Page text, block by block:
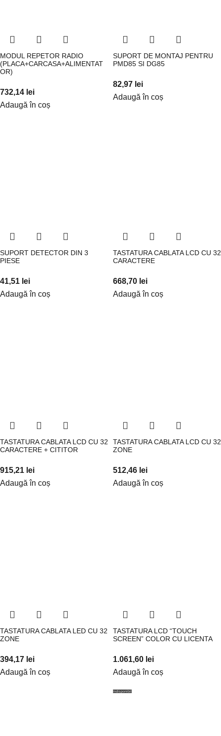
MODUL REPETOR RADIO
(PLACA+CARCASA+ALIMENTAT
OR)
732,14 lei
Adaugă în coș
SUPORT DE MONTAJ PENTRU
PMD85 SI DG85
82,97 lei
Adaugă în coș
SUPORT DETECTOR DIN 3
PIESE
41,51 lei
Adaugă în coș
TASTATURA CABLATA LCD CU 32
CARACTERE
668,70 lei
Adaugă în coș
TASTATURA CABLATA LCD CU 32
CARACTERE + CITITOR
915,21 lei
Adaugă în coș
TASTATURA CABLATA LCD CU 32
ZONE
512,46 lei
Adaugă în coș
TASTATURA CABLATA LED CU 32
ZONE
394,17 lei
Adaugă în coș
TASTATURA LCD “TOUCH
SCREEN” COLOR CU LICENTA
1.061,60 lei
Adaugă în coș
Indisponibil